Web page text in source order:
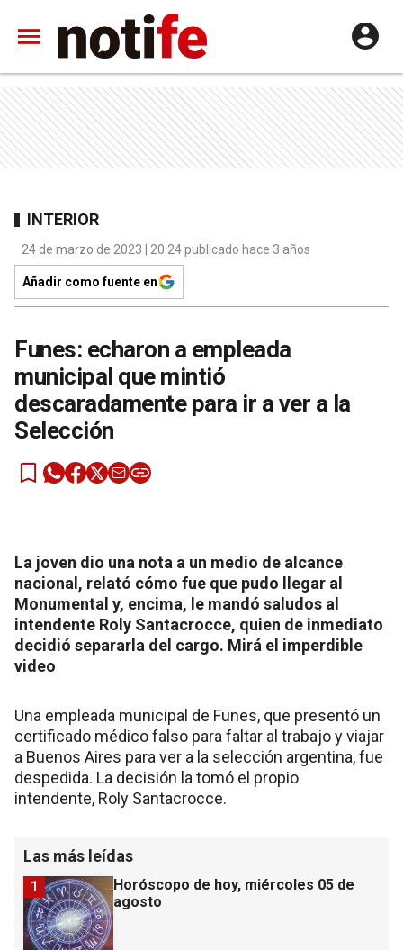
INTERIOR
24 de marzo de 2023 | 20:24 publicado hace 3 años
Añadir como fuente en
Funes: echaron a empleada
municipal que mintió
descaradamente para ir a ver a la
Selección
La joven dio una nota a un medio de alcance
nacional, relató cómo fue que pudo llegar al
Monumental y, encima, le mandó saludos al
intendente Roly Santacrocce, quien de inmediato
decidió separarla del cargo. Mirá el imperdible
video
Una empleada municipal de Funes, que presentó un
certificado médico falso para faltar al trabajo y viajar
a Buenos Aires para ver a la selección argentina, fue
despedida. La decisión la tomó el propio
intendente, Roly Santacrocce.
Las más leídas
Horóscopo de hoy, miércoles 05 de
agosto
1